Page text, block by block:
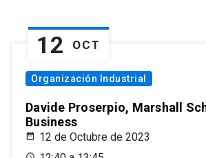
12 OCT
Organización Industrial
Davide Proserpio, Marshall
Business
12 de Octubre de 2023